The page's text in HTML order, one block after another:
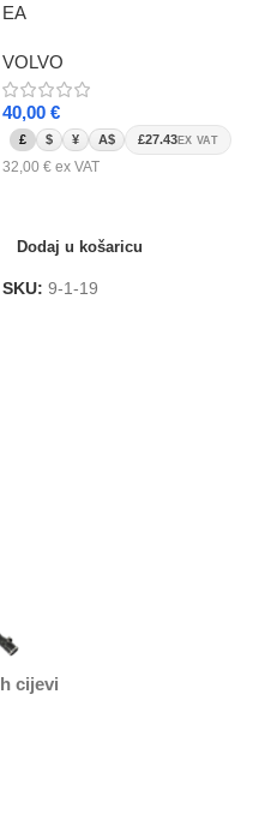
EA
VOLVO
40,00 €
£ $ ¥ A$ £27.43 EX VAT
32,00 € ex VAT
Dodaj u košaricu
SKU: 9-1-19
cijevi